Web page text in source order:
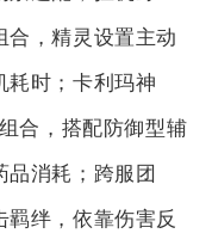
合，精灵设置主动
耗时；卡利玛神
合，搭配防御型辅
品消耗；跨服团
绊，依靠伤害反